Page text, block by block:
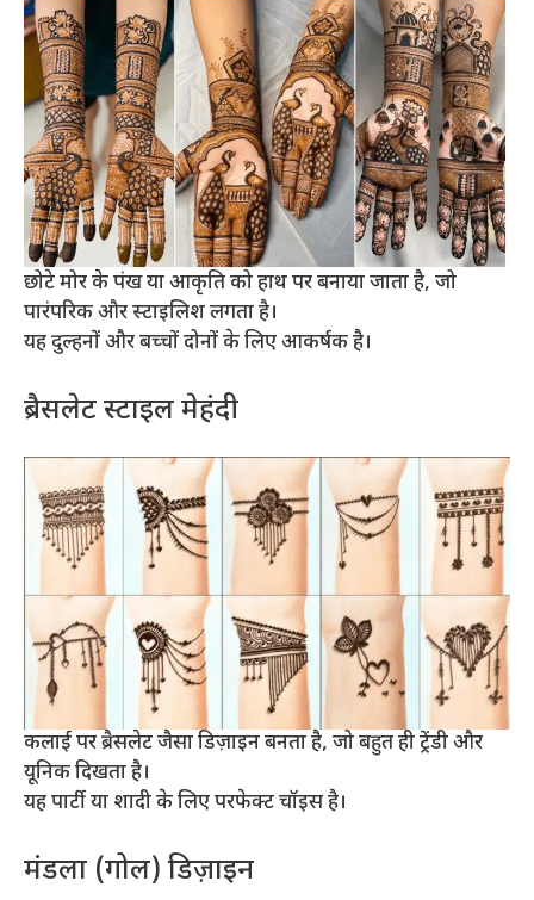
छोटे मोर के पंख या आकृति को हाथ पर बनाया जाता है, जो
पारंपरिक और स्टाइलिश लगता है।
यह दुल्हनों और बच्चों दोनों के लिए आकर्षक है।
ब्रैसलेट स्टाइल मेहंदी
कलाई पर ब्रैसलेट जैसा डिज़ाइन बनता है, जो बहुत ही ट्रेंडी और
यूनिक दिखता है।
यह पार्टी या शादी के लिए परफेक्ट चॉइस है।
मंडला (गोल) डिज़ाइन